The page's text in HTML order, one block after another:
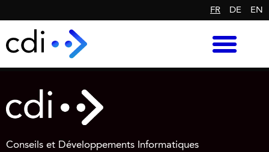
FR DE EN
Conseils et Développements Informatiques